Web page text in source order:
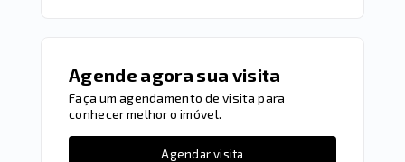
Agende agora sua visita
Faça um agendamento de visita para
conhecer melhor o imóvel.
Agendar visita